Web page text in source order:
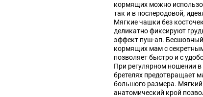
кормящих можно
так и в послеродовой,
Мягкие чашки без
деликатно фиксируют
эффект пуш-ап.
кормящих мам с
позволяет быстро и с
При регулярном ношении
бретелях предотвращает
большого размера.
анатомический крой